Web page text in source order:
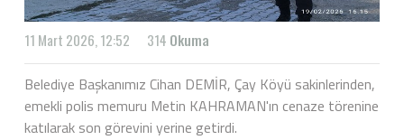
11 Mart 2026, 12:52 314 Okuma
Belediye Başkanımız Cihan DEMİR, Çay Köyü sakinlerinden,
emekli polis memuru Metin KAHRAMAN'ın cenaze törenine
katılarak son görevini yerine getirdi.